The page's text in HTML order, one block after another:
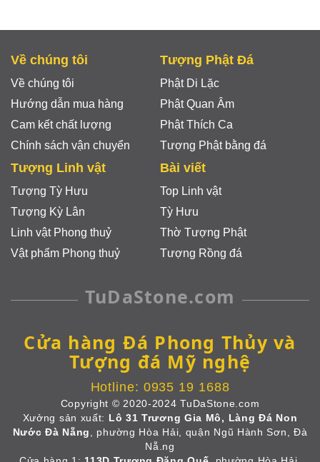
Về chúng tôi
Về chúng tôi
Hướng dẫn mua hàng
Cam kết chất lượng
Chính sách vận chuyển
Tượng Phật Đá
Phật Di Lặc
Phật Quan Âm
Phật Thích Ca
Tượng Phật bằng đá
Tượng Linh vật
Tượng Tỳ Hưu
Tượng Kỳ Lân
Linh vật Phong thuỷ
Vật phẩm Phong thuỷ
Bài viết
Top Linh vật
Tỳ Hưu
Thờ Tượng Phật
Tượng Rồng đá
TuDaStone.com
Cửa hàng Đá Phong Thủy và
Tượng đá Mỹ nghệ
Hotline: 0935 19 1688
Copyright © 2020-2024 TuDaStone.com
Xưởng sản xuất: Lô 31 Trương Gia Mô, Làng Đá Non
Nước Đà Nẵng
, phường Hòa Hải, quận Ngũ Hành Sơn, Đà
Nẵ.ng